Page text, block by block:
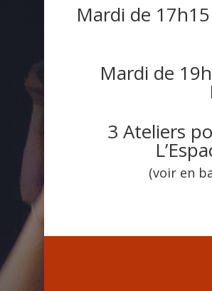
Mardi de
Mardi de
3 Ateliers
(voir en